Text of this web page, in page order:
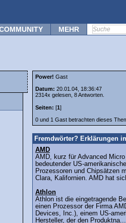
MEHR
Power! Gast
Datum: 20.01.04, 18:36:47
2314x gelesen, 8 Antworten.
Seiten: [1]
0 und 1 Gast betrachten dieses
Fremdwörter? Erklärungen
AMD
AMD, kurz für Advanced
bedeutender US-
Prozessoren und Chipsätzen
Clara, Kalifornien. AMD hat
Athlon
Athlon ist die eingetragende
einen Prozessor der Firma
Devices, Inc.), einem US-
Hersteller, der den Produktna...